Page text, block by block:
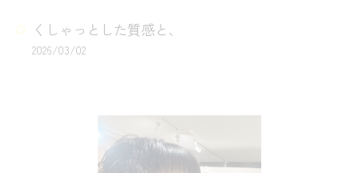
くしゃっとした質感と、
2026/03/02